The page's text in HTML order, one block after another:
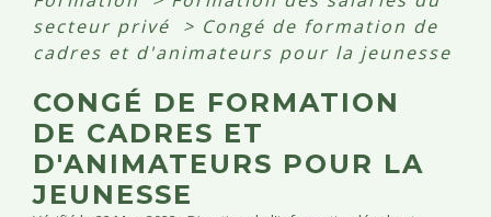
secteur privé
> Congé de formation de
cadres et d'animateurs pour la jeunesse
CONGÉ DE FORMATION
DE CADRES ET
D'ANIMATEURS POUR LA
JEUNESSE